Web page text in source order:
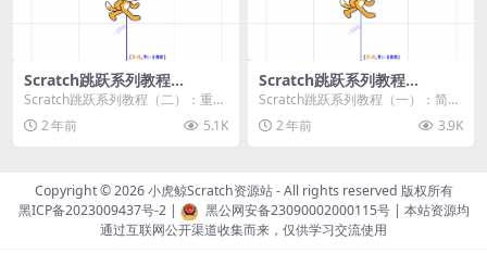
Scratch跳跃系列教程
（二）：重力跳跃
Scratch跳跃系列教程（二）：重力
跳跃 作者：小虎鲸Scratch资源站
按...2 年前 5.1K
Scratch跳跃系列教程
（一）：简单跳跃
Scratch跳跃系列教程（一）：简单
跳跃 作者：小虎鲸Scratch资源站
按...2 年前 3.9K
Copyright © 2026小虎鲸Scratch资源站- All rights reserved 版权所有
黑ICP备2023009437号-2| 黑公网安备23090002000115号| 本站资源均
通过互联网公开渠道收集而来，仅供学习交流使用